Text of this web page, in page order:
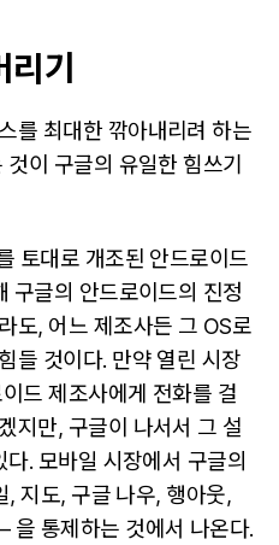
기
를 최대한 깎아내리려 하는
이 구글의 유일한 힘쓰기
토대로 개조된 안드로이드
구글의 안드로이드의 진정
도, 어느 제조사든 그 OS로
들 것이다. 만약 열린 시장
드 제조사에게 전화를 걸
지만, 구글이 나서서 그 설
. 모바일 시장에서 구글의
지도, 구글 나우, 행아웃,
을 통제하는 것에서 나온다.